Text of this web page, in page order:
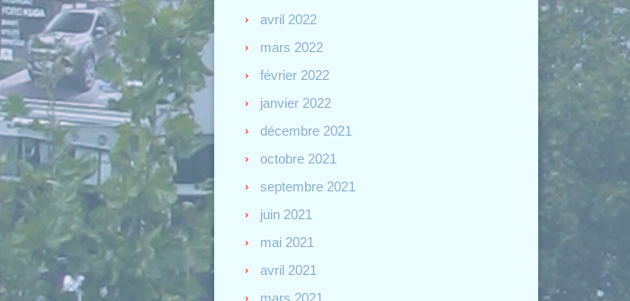
avril 2022
mars 2022
février 2022
janvier 2022
décembre 2021
octobre 2021
septembre 2021
juin 2021
mai 2021
avril 2021
mars 2021